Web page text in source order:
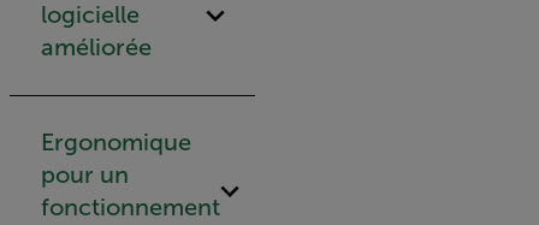
logicielle
améliorée
Ergonomique
pour un
fonctionnement